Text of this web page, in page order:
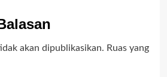
akan dipublikasikan. Ruas yang